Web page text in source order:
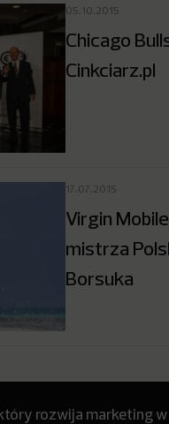
05.10.2015
Chicago
Cinkciarz.pl
17.07.2015
Virgin
mistrza
Borsuka
rozwija marketing w